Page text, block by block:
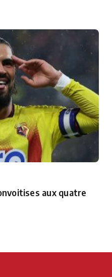
aux quatre